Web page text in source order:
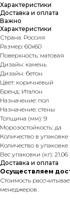
Характеристики
Доставка и оплата
Важно
Характеристики
Страна: Россия
Размер: 60х60
Поверхность: матовая
Дизайн: камень
Дизайн: бетон
Цвет: коричневый
Бренд: Италон
Назначение: пол
Назначение: стены
Толщина (мм): 9
Морозостойкость: да
Количество в упаковке
Количество в упаковке
Вес упаковки (кг): 21.06
Доставка и оплата
Осуществляем
Стоимость
менеджеров.